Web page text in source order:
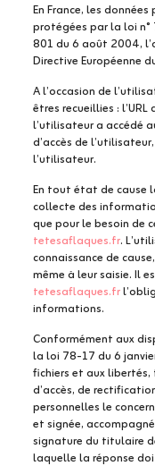
En France, les
protégées par la loi
801 du 6 août 2004,
Directive Européenne
A l’occasion de
êtres recueillies :
l’utilisateur a accédé
d’accès de
l’utilisateur.
En tout état de cause
collecte des
que pour le besoin de
tetesaflaques.fr.
connaissance de
même à leur saisie. Il
tetesaflaques.fr
informations.
Conformément aux
la loi 78-17 du 6
fichiers et aux
d’accès, de
personnelles le
et signée,
signature du titulaire
laquelle la réponse